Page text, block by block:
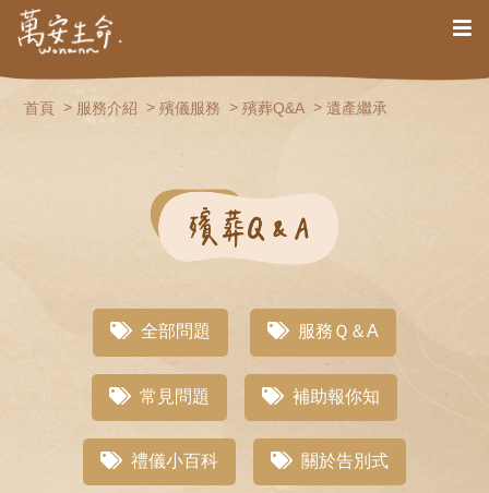
首頁 服務介紹 殯儀服務 殯葬Q&A 遺產繼承
全部問題 服務Ｑ＆A
常見問題 補助報你知
禮儀小百科 關於告別式